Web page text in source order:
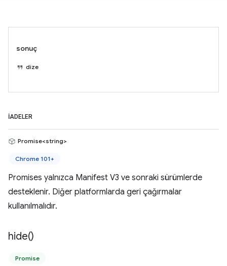
sonuç
dize
İADELER
Promise<string>
Chrome 101+
Promises yalnızca Manifest V3 ve sonraki sürümlerde
desteklenir. Diğer platformlarda geri çağırmalar
kullanılmalıdır.
hide()
Promise